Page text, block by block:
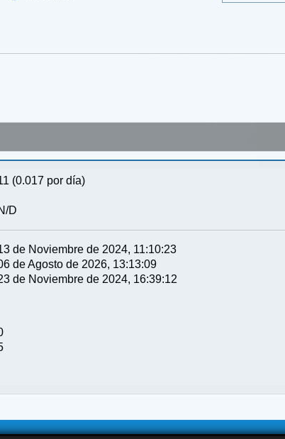
(0.017 por día)
D
de Noviembre de 2024, 11:10:23
de Agosto de 2026, 13:13:09
de Noviembre de 2024, 16:39:12